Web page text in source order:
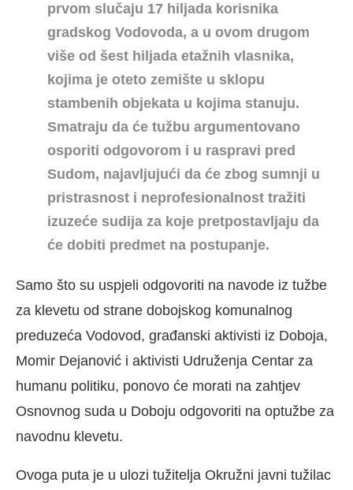
prvom slučaju 17 hiljada korisnika
gradskog Vodovoda, a u ovom drugom
više od šest hiljada etažnih vlasnika,
kojima je oteto zemište u sklopu
stambenih objekata u kojima stanuju.
Smatraju da će tužbu argumentovano
osporiti odgovorom i u raspravi pred
Sudom, najavljujući da će zbog sumnji u
pristrasnost i neprofesionalnost tražiti
izuzeće sudija za koje pretpostavljaju da
će dobiti predmet na postupanje.
Samo što su uspjeli odgovoriti na navode iz tužbe
za klevetu od strane dobojskog komunalnog
preduzeća Vodovod, građanski aktivisti iz Doboja,
Momir Dejanović i aktivisti Udruženja Centar za
humanu politiku, ponovo će morati na zahtjev
Osnovnog suda u Doboju odgovoriti na optužbe za
navodnu klevetu.
Ovoga puta je u ulozi tužitelja Okružni javni tužilac